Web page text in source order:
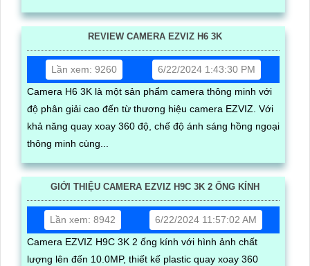
REVIEW CAMERA EZVIZ H6 3K
Lần xem: 9260
6/22/2024 1:43:30 PM
Camera H6 3K là một sản phẩm camera thông minh với
độ phân giải cao đến từ thương hiệu camera EZVIZ. Với
khả năng quay xoay 360 độ, chế độ ánh sáng hồng ngoại
thông minh cùng...
GIỚI THIỆU CAMERA EZVIZ H9C 3K 2 ỐNG KÍNH
Lần xem: 8942
6/22/2024 11:57:02 AM
Camera EZVIZ H9C 3K 2 ống kính với hình ảnh chất
lượng lên đến 10.0MP, thiết kế plastic quay xoay 360